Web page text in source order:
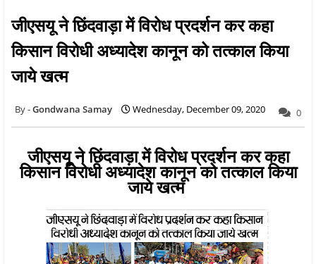
जीएसयू ने छिंदवाड़ा में विरोध प्रदर्शन कर कहा
किसान विरोधी अध्यादेश कानून को तत्काल किया
जाये खत्म
Gondwana Samay Wednesday, December 09, 2020 0
जीएसयू ने छिंदवाड़ा में विरोध प्रदर्शन कर कहा
किसान विरोधी अध्यादेश कानून को तत्काल किया
जाये खत्म